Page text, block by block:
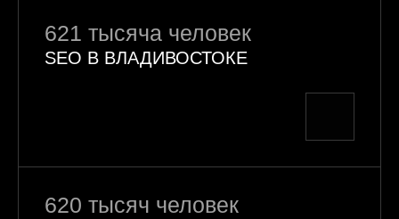
621 тысяча человек
SEO В ВЛАДИВОСТОКЕ
620 тысяч человек